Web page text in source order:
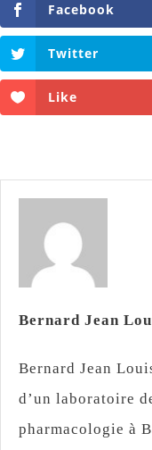
Facebook
Twitter
Like
Bernard Jean
Bernard Jean
d’un laboratoire
pharmacologie à